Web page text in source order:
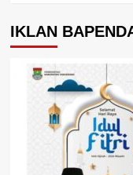
IKLAN